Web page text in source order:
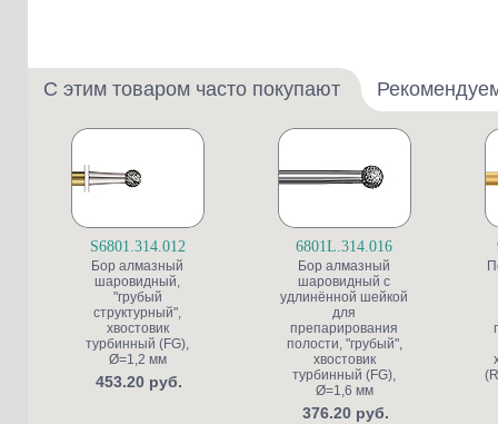
С этим товаром часто покупают
S6801.314.012
Бор алмазный
шаровидный,
"грубый
структурный",
хвостовик
турбинный (FG),
Ø=1,2 мм
453.20 руб.
6801L.314.016
Бор алмазный
шаровидный с
удлинённой шейкой
для
препарирования
полости, "грубый",
хвостовик
турбинный (FG),
Ø=1,6 мм
376.20 руб.